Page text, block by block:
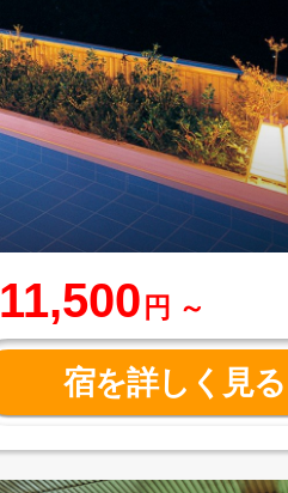
11,500 円 ～
宿を詳しく見る